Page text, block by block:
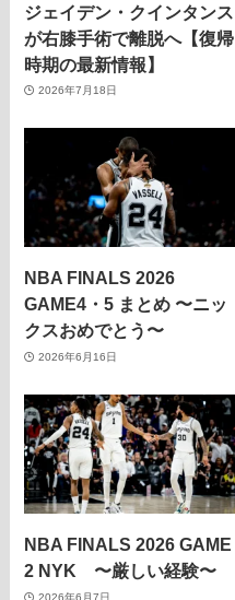
ジェイデン・クインタンス
が右膝手術で離脱へ【復帰
時期の最新情報】
2026年7月18日
NBA FINALS 2026
GAME4・5 まとめ 〜ニッ
クスおめでとう〜
2026年6月16日
NBA FINALS 2026 GAME
2 NYK 〜厳しい経験〜
2026年6月7日